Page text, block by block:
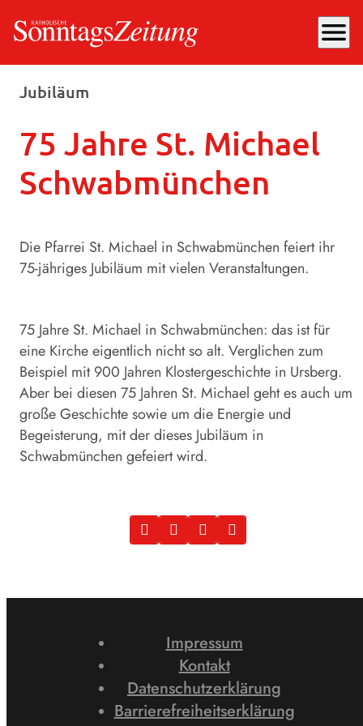
menu
Freitag, 14.03.2025, 12:33 Uhr
Jubiläum
75 Jahre St. Michael
Schwabmünchen
Die Pfarrei St. Michael in Schwabmünchen feiert ihr
75-jähriges Jubiläum mit vielen Veranstaltungen.
75 Jahre St. Michael in Schwabmünchen: das ist für
eine Kirche eigentlich nicht so alt. Verglichen zum
Beispiel mit 900 Jahren Klostergeschichte in Ursberg.
Aber bei diesen 75 Jahren St. Michael geht es auch um
große Geschichte sowie um die Energie und
Begeisterung, mit der dieses Jubiläum in
Schwabmünchen gefeiert wird.
Impressum
Kontakt
Datenschutzerklärung
Barrierefreiheitserklärung